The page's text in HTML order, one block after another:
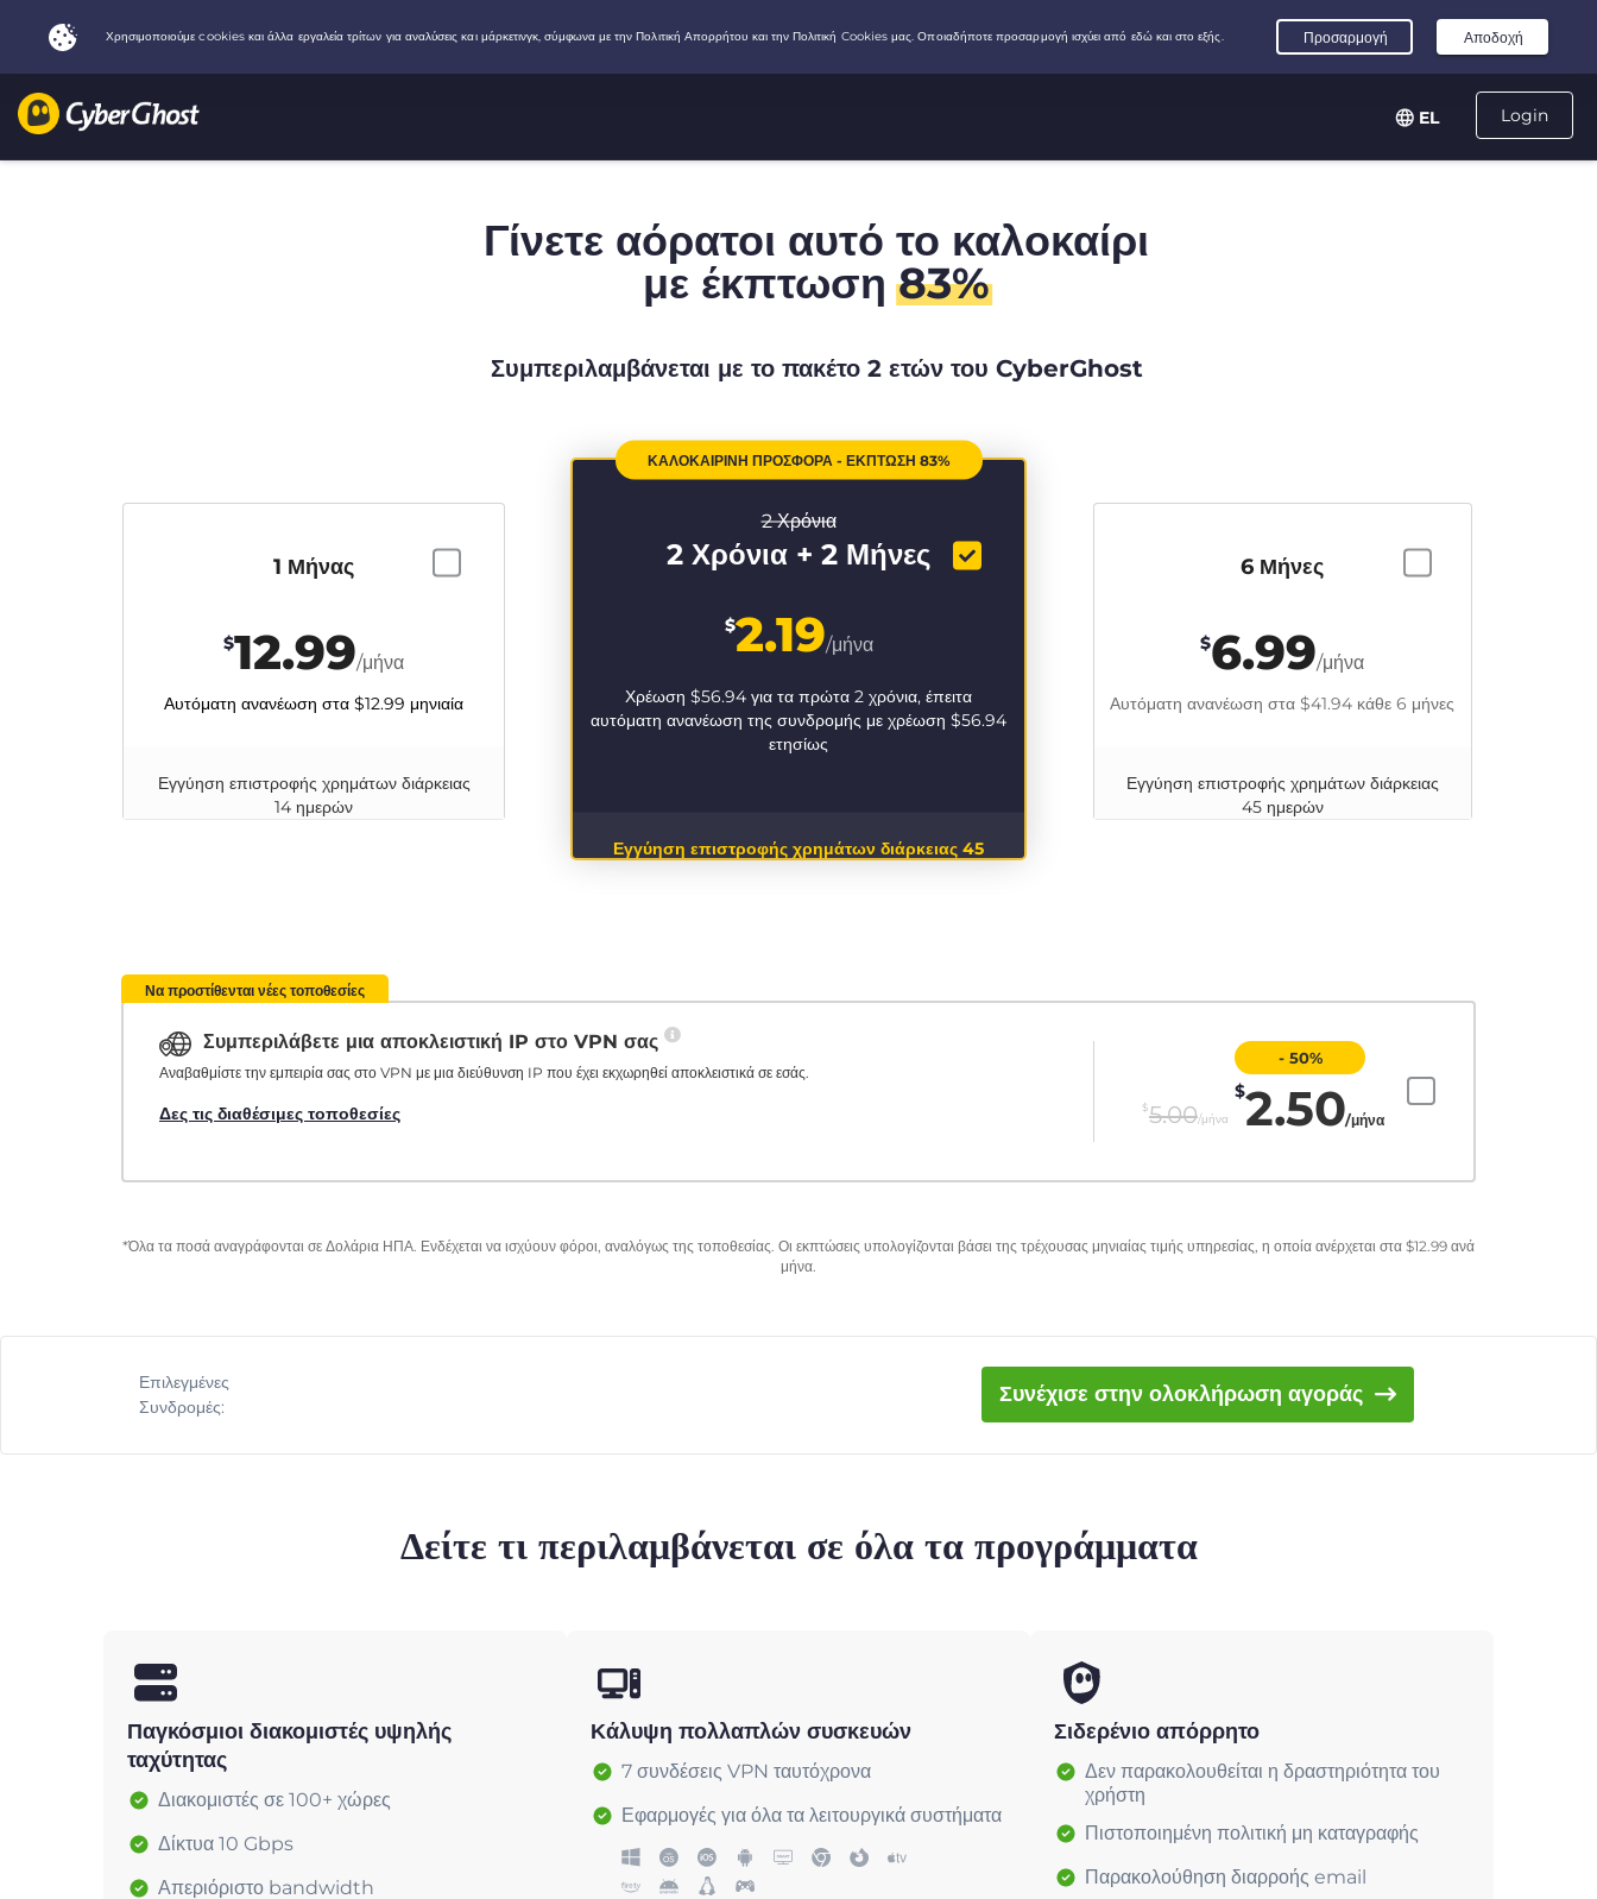
Login
EL
Γίνετε αόρατοι αυτό το καλοκαίρι
με έκπτωση83%
Συμπεριλαμβάνεται με το πακέτο 2 ετών του CyberGhost
ΚΑΛΟΚΑΙΡΙΝΉ ΠΡΟΣΦΟΡΆ - ΈΚΠΤΩΣΗ 83%
2 Χρόνια
2 Χρόνια + 2 Μήνες
$2.19/μήνα
Χρέωση $56.94 για τα πρώτα 2 χρόνια, έπειτα
αυτόματη ανανέωση της συνδρομής με χρέωση $56.94
ετησίως
Εγγύηση επιστροφής χρημάτων διάρκειας 45
6 Μήνες
$6.99/μήνα
Αυτόματη ανανέωση στα $41.94 κάθε 6 μήνες
Εγγύηση επιστροφής χρημάτων διάρκειας
45 ημερών
1 Μήνας
$12.99/μήνα
Αυτόματη ανανέωση στα $12.99 μηνιαία
Εγγύηση επιστροφής χρημάτων διάρκειας
14 ημερών
Να προστίθενται νέες τοποθεσίες
Συμπεριλάβετε μια αποκλειστική IP στο VPN σας
Αναβαθμίστε την εμπειρία σας στο VPN με μια διεύθυνση IP που έχει εκχωρηθεί αποκλειστικά σε εσάς.
Δες τις διαθέσιμες τοποθεσίες $5.00/μήνα
- 50%
$2.50/μήνα
*Όλα τα ποσά αναγράφονται σε Δολάρια ΗΠΑ. Ενδέχεται να ισχύουν φόροι, αναλόγως της τοποθεσίας. Οι εκπτώσεις υπολογίζονται βάσει της τρέχουσας μηνιαίας τιμής υπηρεσίας, η οποία ανέρχεται στα $12.99 ανά
μήνα.
Επιλεγμένες
Συνδρομές:
Συνέχισε στην ολοκλήρωση αγοράς
Δείτε τι περιλαμβάνεται σε όλα τα προγράμματα
Παγκόσμιοι διακομιστές υψηλής
ταχύτητας
Διακομιστές σε 100+ χώρες
Δίκτυα 10 Gbps
Απεριόριστο bandwidth
Κάλυψη πολλαπλών συσκευών
7 συνδέσεις VPN ταυτόχρονα
Εφαρμογές για όλα τα λειτουργικά συστήματα
Σιδερένιο απόρρητο
Δεν παρακολουθείται η δραστηριότητα του
χρήστη
Πιστοποιημένη πολιτική μη καταγραφής
Παρακολούθηση διαρροής email